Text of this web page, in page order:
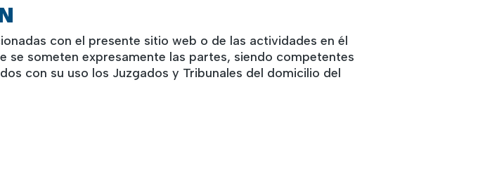
con el presente sitio web o de las actividades en él
se someten expresamente las partes, siendo competentes
con su uso los Juzgados y Tribunales del domicilio del